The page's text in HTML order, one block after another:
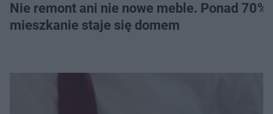
Nie remont ani nie nowe meble. Ponad
mieszkanie staje się domem